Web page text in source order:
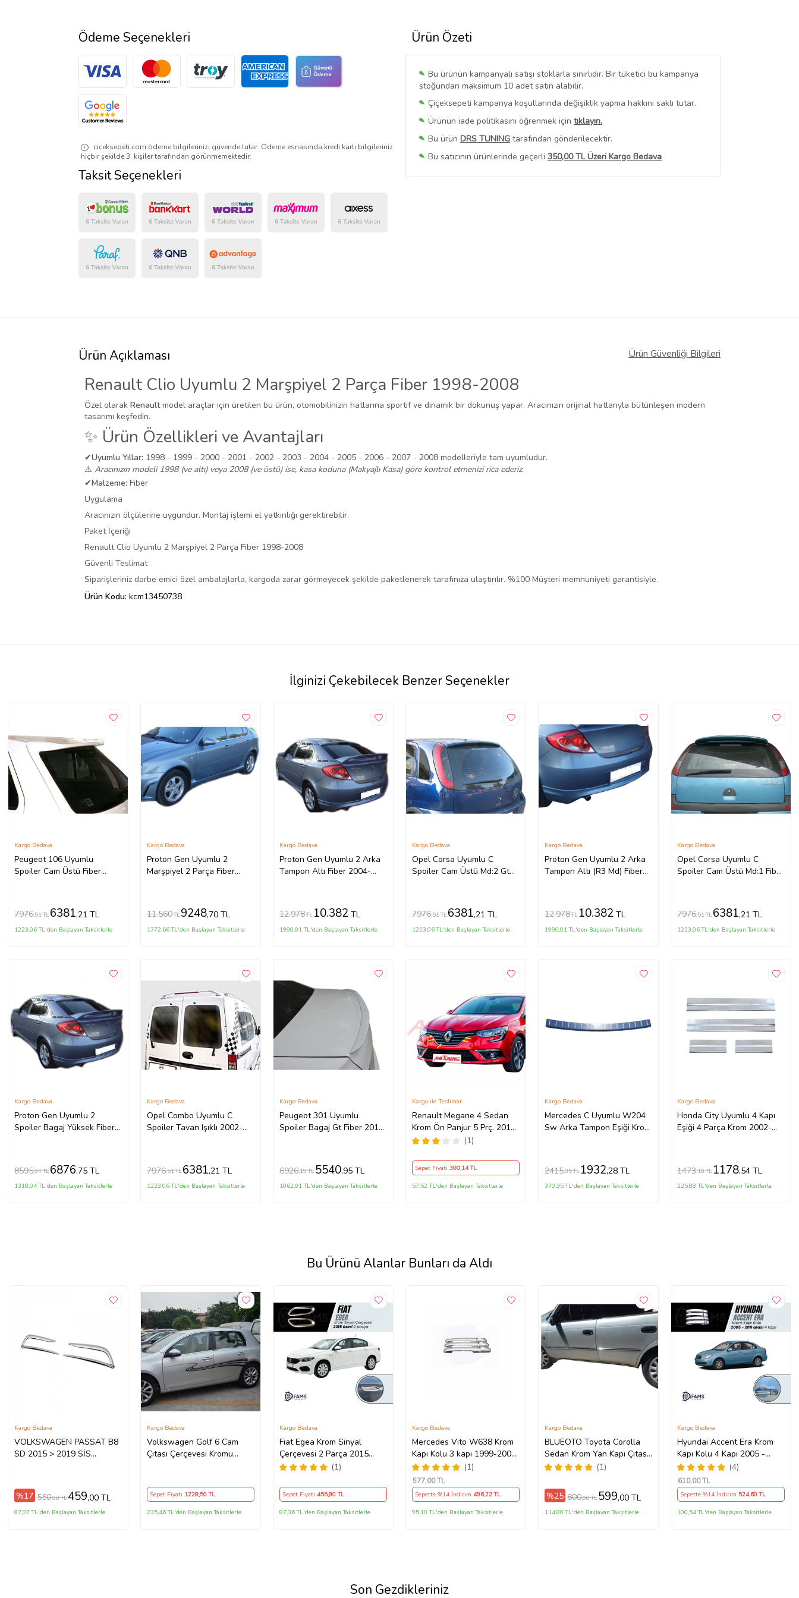
Ürün Özeti
Bu ürünün kampanyalı satışı stoklarla sınırlıdır. Bir tüketici bu kampanya
stoğundan maksimum 10 adet satın alabilir.
Çiçeksepeti kampanya koşullarında değişiklik yapma hakkını saklı tutar.
Ürünün iade politikasını öğrenmek için tıklayın.
Bu ürün DRS TUNING tarafından gönderilecektir.
Bu satıcının ürünlerinde geçerli 350,00 TL Üzeri Kargo Bedava
Bu SatıcınınTüm Ürünlerini Görüntüle
Ödeme Seçenekleri
ciceksepeti.com ödeme bilgilerinizi güvende tutar. Ödeme esnasında kredi kartı bilgileriniz
hiçbir şekilde 3. kişiler tarafından görünmemektedir.
Taksit Seçenekleri
Ürün Açıklaması Ürün Güvenliği Bilgileri
Renault Clio Uyumlu 2 Marşpiyel 2 Parça Fiber 1998-2008
Özel olarak Renaultmodel araçlar için üretilen bu ürün, otomobilinizin hatlarına sportif ve dinamik bir dokunuş yapar. Aracınızın orijinal hatlarıyla bütünleşen modern
tasarımı keşfedin.
✨ Ürün Özellikleri ve Avantajları
✔Uyumlu Yıllar: 1998 - 1999 - 2000 - 2001 - 2002 - 2003 - 2004 - 2005 - 2006 - 2007 - 2008 modelleriyle tam uyumludur.
⚠️ Aracınızın modeli 1998 (ve altı) veya 2008 (ve üstü) ise, kasa koduna (Makyajlı Kasa) göre kontrol etmenizi rica ederiz.
✔Malzeme: Fiber
Uygulama
Aracınızın ölçülerine uygundur. Montaj işlemi el yatkınlığı gerektirebilir.
Paket İçeriği
Renault Clio Uyumlu 2 Marşpiyel 2 Parça Fiber 1998-2008
Güvenli Teslimat
Siparişleriniz darbe emici özel ambalajlarla, kargoda zarar görmeyecek şekilde paketlenerek tarafınıza ulaştırılır. %100 Müşteri memnuniyeti garantisiyle.
Ürün Kodu: kcm13450738
İlginizi Çekebilecek Benzer Seçenekler
Peugeot 106 Uyumlu
Spoiler Cam Üstü Fiber
Kargo Bedava
7976,51 TL 6381,21 TL
1223,06 TL'den Başlayan Taksitlerle
Proton Gen Uyumlu 2
Marşpiyel 2 Parça Fiber
Kargo Bedava
11.560TL 9248,70 TL
1772,66 TL'den Başlayan Taksitlerle
Proton Gen Uyumlu 2 Arka
Tampon Altı Fiber 2004-
Kargo Bedava
12.978TL 10.382TL
1990,01 TL'den Başlayan Taksitlerle
Opel Corsa Uyumlu C
Spoiler Cam Üstü Md:2 Gt
Kargo Bedava
7976,51 TL 6381,21 TL
1223,06 TL'den Başlayan Taksitlerle
Proton Gen Uyumlu 2 Arka
Tampon Altı (R3 Md) Fiber
Kargo Bedava
12.978TL 10.382 TL
1990,01 TL'den Başlayan Taksitlerle
Opel Corsa Uyumlu C
Spoiler Cam Üstü Md:1 Fiber
Kargo Bedava
7976,51 TL 6381,21 TL
1223,06 TL'den Başlayan Taksitlerle
Proton Gen Uyumlu 2
Spoiler Bagaj Yüksek Fiber
Kargo Bedava
8595,94 TL 6876,75 TL
1318,04 TL'den Başlayan Taksitlerle
Opel Combo Uyumlu C
Spoiler Tavan Işıklı 2002-
Kargo Bedava
7976,51 TL 6381,21 TL
1223,06 TL'den Başlayan Taksitlerle
Peugeot 301 Uyumlu
Spoiler Bagaj Gt Fiber 2013
Kargo Bedava
6926,19 TL 5540,95 TL
1062,01 TL'den Başlayan Taksitlerle
Renault Megane 4 Sedan
Krom Ön Panjur 5 Prç. 2016
ve Sonrası Pasl(1)
Kargo ile Teslimat
Sepet Fiyatı 300,14 TL
57,52 TL'den Başlayan Taksitlerle
Mercedes C Uyumlu W204
Sw Arka Tampon Eşiği Krom
Kargo Bedava
2415,35 TL 1932,28 TL
370,35 TL'den Başlayan Taksitlerle
Honda City Uyumlu 4 Kapı
Eşiği 4 Parça Krom 2002-
Kargo Bedava
1473,18 TL 1178,54 TL
225,88 TL'den Başlayan Taksitlerle
Bu Ürünü Alanlar Bunları da Aldı
VOLKSWAGEN PASSAT B8
SD 2015 > 2019 SİS
Kargo Bedava
%17 550,00 TL459,00 TL
87,97 TL'den Başlayan Taksitlerle
Volkswagen Golf 6 Cam
Çıtası Çerçevesi Kromu
Kargo Bedava
Sepet Fiyatı 1228,50 TL
235,46 TL'den Başlayan Taksitlerle
Fiat Egea Krom Sinyal
Çerçevesi 2 Parça 2015
Üzeri Paslanmaz Çelik
(1)
Kargo Bedava
Sepet Fiyatı 455,80 TL
87,36 TL'den Başlayan Taksitlerle
Mercedes Vito W638 Krom
Kapı Kolu 3 kapı 1999-2004
P. Çelik
(1)
Kargo Bedava
577,00 TL
Sepette %14 İndirim 496,22 TL
95,10 TL'den Başlayan Taksitlerle
BLUEOTO Toyota Corolla
Sedan Krom Yan Kapı Çıtası
1992-1998 Paslanmaz Çelik
(1)
Kargo Bedava
%25 800,00 TL 599,00 TL
114,80 TL'den Başlayan Taksitlerle
Hyundai Accent Era Krom
Kapı Kolu 4 Kapı 2005 -
2011 arası Paslanmaz Çelik
(4)
Kargo Bedava
610,00 TL
Sepette %14 İndirim 524,60 TL
100,54 TL'den Başlayan Taksitlerle
Son Gezdikleriniz